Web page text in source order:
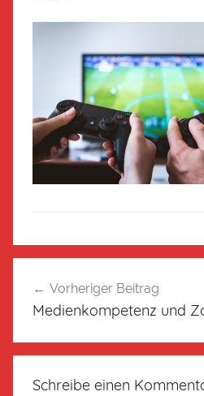
Vorheriger Beitrag
Medienkompetenz und
Schreibe einen